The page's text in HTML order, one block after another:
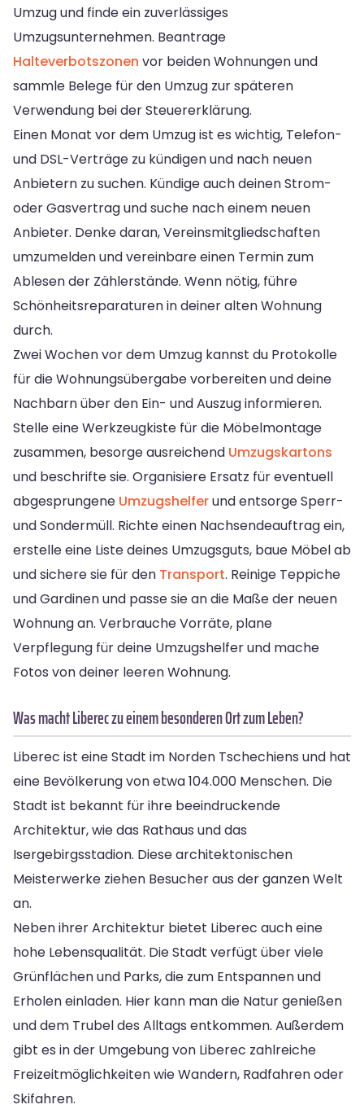
Umzug und finde ein zuverlässiges
Umzugsunternehmen. Beantrage
Halteverbotszonen vor beiden Wohnungen und
sammle Belege für den Umzug zur späteren
Verwendung bei der Steuererklärung.
Einen Monat vor dem Umzug ist es wichtig, Telefon-
und DSL-Verträge zu kündigen und nach neuen
Anbietern zu suchen. Kündige auch deinen Strom-
oder Gasvertrag und suche nach einem neuen
Anbieter. Denke daran, Vereinsmitgliedschaften
umzumelden und vereinbare einen Termin zum
Ablesen der Zählerstände. Wenn nötig, führe
Schönheitsreparaturen in deiner alten Wohnung
durch.
Zwei Wochen vor dem Umzug kannst du Protokolle
für die Wohnungsübergabe vorbereiten und deine
Nachbarn über den Ein- und Auszug informieren.
Stelle eine Werkzeugkiste für die Möbelmontage
zusammen, besorge ausreichend Umzugskartons
und beschrifte sie. Organisiere Ersatz für eventuell
abgesprungene Umzugshelferund entsorge Sperr-
und Sondermüll. Richte einen Nachsendeauftrag ein,
erstelle eine Liste deines Umzugsguts, baue Möbel ab
und sichere sie für den Transport. Reinige Teppiche
und Gardinen und passe sie an die Maße der neuen
Wohnung an. Verbrauche Vorräte, plane
Verpflegung für deine Umzugshelfer und mache
Fotos von deiner leeren Wohnung.
Was macht Liberec zu einem besonderen Ort zum Leben?
Liberec ist eine Stadt im Norden Tschechiens und hat
eine Bevölkerung von etwa 104.000 Menschen. Die
Stadt ist bekannt für ihre beeindruckende
Architektur, wie das Rathaus und das
Isergebirgsstadion. Diese architektonischen
Meisterwerke ziehen Besucher aus der ganzen Welt
an.
Neben ihrer Architektur bietet Liberec auch eine
hohe Lebensqualität. Die Stadt verfügt über viele
Grünflächen und Parks, die zum Entspannen und
Erholen einladen. Hier kann man die Natur genießen
und dem Trubel des Alltags entkommen. Außerdem
gibt es in der Umgebung von Liberec zahlreiche
Freizeitmöglichkeiten wie Wandern, Radfahren oder
Skifahren.